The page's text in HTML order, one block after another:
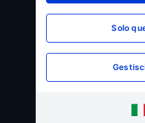
Solo
BG
Inizia il
Completa il